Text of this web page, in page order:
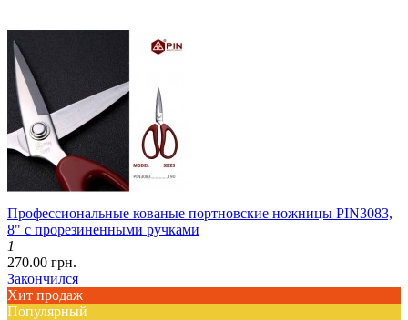
Профессиональные кованые портновские ножницы PIN3083,
8" с прорезиненными ручками
1
270.00 грн.
Закончился
Хит продаж
Популярный